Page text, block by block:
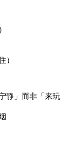
）
静」而非「来玩